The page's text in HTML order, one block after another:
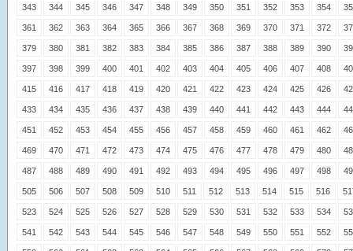
343 344 345 346 347 348 349 350 351 352 353 354
361 362 363 364 365 366 367 368 369 370 371 372
379 380 381 382 383 384 385 386 387 388 389 390
397 398 399 400 401 402 403 404 405 406 407 408
415 416 417 418 419 420 421 422 423 424 425 426
433 434 435 436 437 438 439 440 441 442 443 444
451 452 453 454 455 456 457 458 459 460 461 462
469 470 471 472 473 474 475 476 477 478 479 480
487 488 489 490 491 492 493 494 495 496 497 498
505 506 507 508 509 510 511 512 513 514 515 516
523 524 525 526 527 528 529 530 531 532 533 534
541 542 543 544 545 546 547 548 549 550 551 552